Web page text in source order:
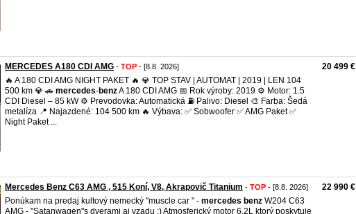
MERCEDES A180 CDI AMG - TOP - [8.8. 2026]
🔥 A 180 CDI AMG NIGHT PAKET 🔥 💎 TOP STAV | AUTOMAT | 2019 | LEN 104
500 km 💎 🚗 mercedes-benzA 180 CDI AMG 📅 Rok výroby: 2019 ⚙️ Motor: 1.5
CDI Diesel – 85 kW ⚙️ Prevodovka: Automatická ⛽ Palivo: Diesel 🎨 Farba: Šedá
metalíza 📍 Najazdené: 104 500 km 🔥 Výbava: ✅ Sobwoofer ✅ AMG Paket ✅
Night Paket ...
20 499 €
Mercedes Benz C63 AMG , 515 Koní, V8, Akrapovič Titanium - TOP - [8.8. 2026]
Ponúkam na predaj kultový nemecký "muscle car " - mercedes benz W204 C63
AMG - "Satanwagen"s dverami aj vzadu :) Atmosferický motor 6.2L ktorý poskytuje
22 990 €